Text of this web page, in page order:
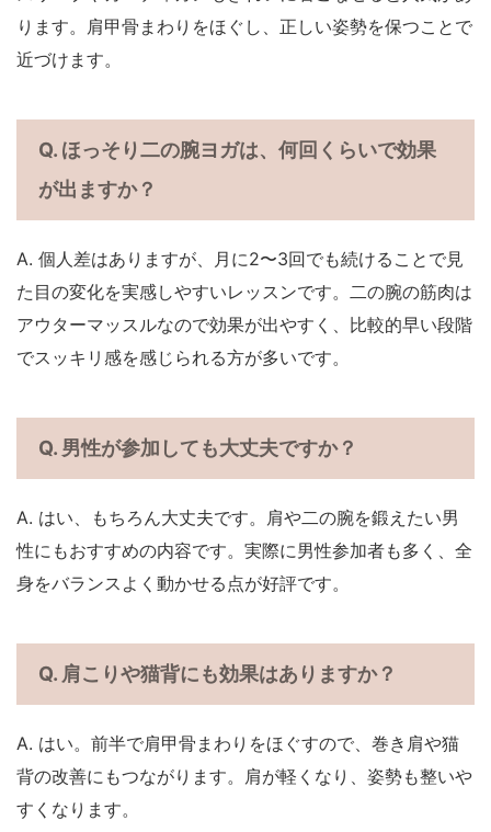
ります。肩甲骨まわりをほぐし、正しい姿勢を保つことで
近づけます。
Q. ほっそり二の腕ヨガは、何回くらいで効果
が出ますか？
A. 個人差はありますが、月に2〜3回でも続けることで見
た目の変化を実感しやすいレッスンです。二の腕の筋肉は
アウターマッスルなので効果が出やすく、比較的早い段階
でスッキリ感を感じられる方が多いです。
Q. 男性が参加しても大丈夫ですか？
A. はい、もちろん大丈夫です。肩や二の腕を鍛えたい男
性にもおすすめの内容です。実際に男性参加者も多く、全
身をバランスよく動かせる点が好評です。
Q. 肩こりや猫背にも効果はありますか？
A. はい。前半で肩甲骨まわりをほぐすので、巻き肩や猫
背の改善にもつながります。肩が軽くなり、姿勢も整いや
すくなります。